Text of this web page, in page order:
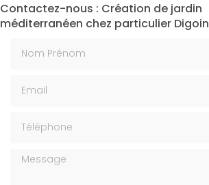
Contactez-nous : Création de jardin
méditerranéen chez particulier Digoin
Message